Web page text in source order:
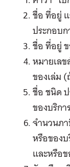
ชื่อ ที่อยู่
ประกอบ
ชื่อ ที่อยู่
หมายเล
ของเล่ม
ชื่อ ชนิด
ของบริกา
จำนวนภ
หรือของ
และหรือ